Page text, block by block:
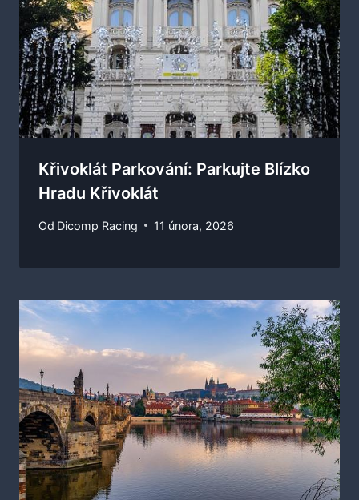
Křivoklát Parkování: Parkujte Blízko
Hradu Křivoklát
Od Dicomp Racing 11 února, 2026